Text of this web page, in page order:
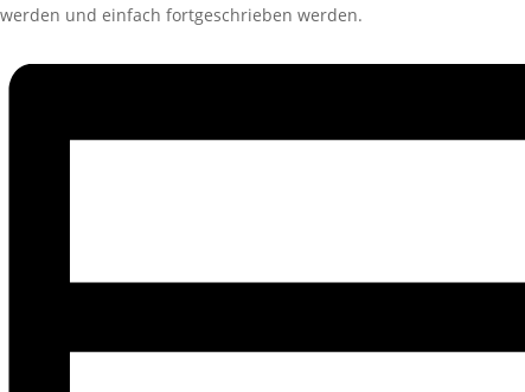
werden und einfach fortgeschrieben werden.